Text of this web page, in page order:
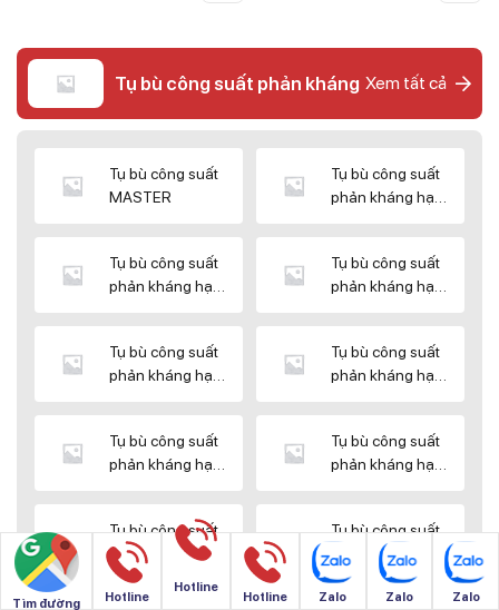
Tụ bù công suất phản kháng Xem tất cả
Tụ bù công suất
MASTER
Tụ bù công suất
phản kháng hạ
Tụ bù công suất
phản kháng hạ
Tụ bù công suất
phản kháng hạ
Tụ bù công suất
phản kháng hạ
Tụ bù công suất
phản kháng hạ
Tụ bù công suất
phản kháng hạ
Tụ bù công suất
phản kháng hạ
Tụ bù công suất
phản kháng hạ
thế SHIZUKI
Tụ bù công suất
phản kháng hạ
thế SINO
Tìm đường Hotline
Hotline
Hotline Zalo Zalo Zalo